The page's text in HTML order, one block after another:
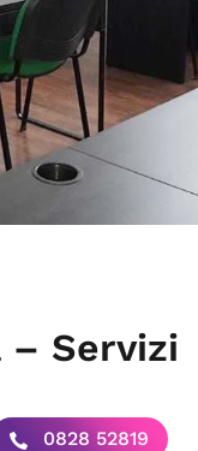
– Servizi
0828 52819